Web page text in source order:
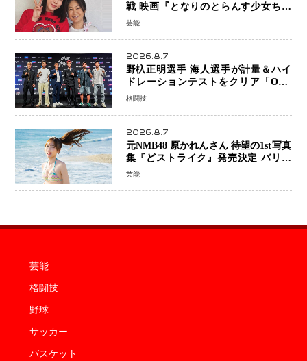
戦 映画『となりのとらんす少女ちゃ
ん』11月7日公開 未来の自分との対話
芸能
2026.8.7
野杁正明選手 海人選手が計量＆ハイ
ドレーションテストをクリア「ONE
SAMURAI 2」決戦へ万全の準備整う
格闘技
2026.8.7
元NMB48 原かれんさん 待望の1st写真
集『どストライク』発売決定 バリで
魅せる25歳の新境地
芸能
芸能
格闘技
野球
サッカー
バスケット